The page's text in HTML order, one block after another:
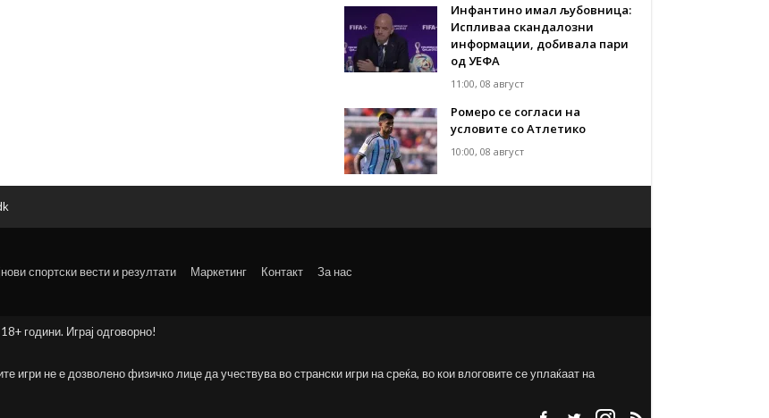
Инфантино имал љубовница:
Испливаа скандалозни
информации, добивала пари
од УЕФА
11:00, 08 август
Ромеро се согласи на
условите со Атлетико
10:00, 08 август
спортски вести и резултати Маркетинг Контакт За нас
години. Играј одговорно!
игри не е дозволено физичко лице да учествува во странски игри на среќа, во кои влоговите се уплаќаат на